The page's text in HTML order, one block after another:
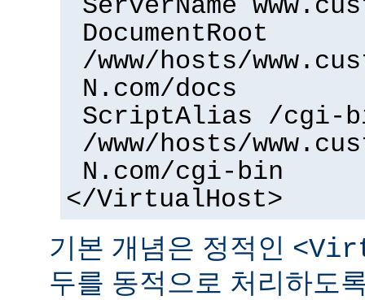
ServerName
DocumentRoot
/www/hosts/
N.com/docs
ScriptAlias /cgi-
/www/hosts/
N.com/cgi-bin
</VirtualHost>
기본 개념은 정적인
두를 동적으로 처리하도